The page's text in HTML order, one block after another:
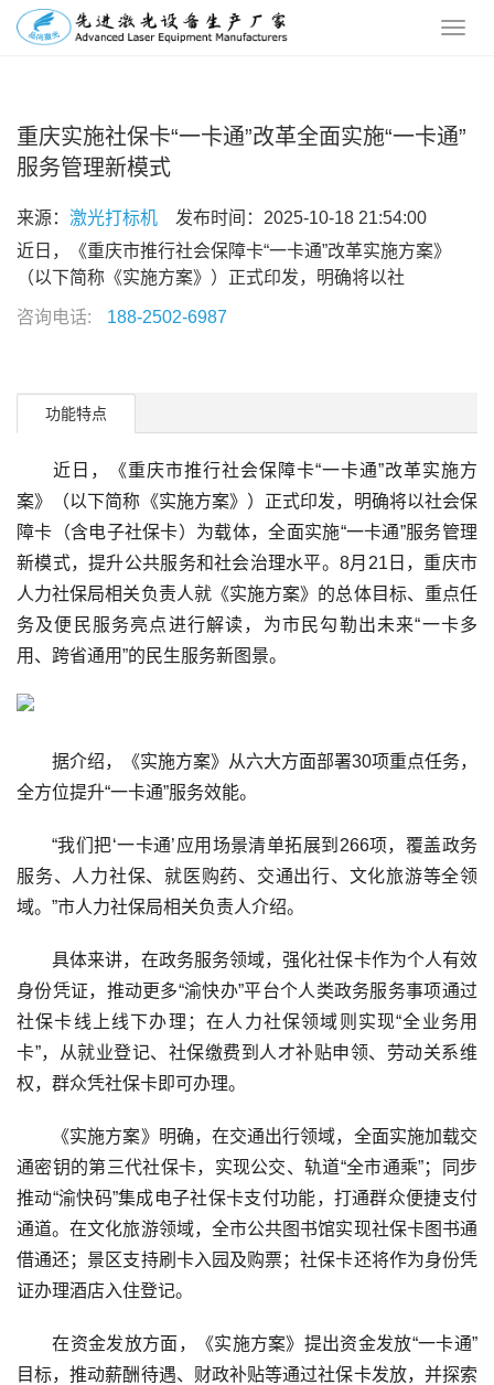
重庆实施社保卡“一卡通”改革全面实施“一卡通”
服务管理新模式
来源： 激光打标机 发布时间：2025-10-18 21:54:00
近日，《重庆市推行社会保障卡“一卡通”改革实施方案》
（以下简称《实施方案》）正式印发，明确将以社
咨询电话: 188-2502-6987
功能特点
近日，《重庆市推行社会保障卡“一卡通”改革实施方
案》（以下简称《实施方案》）正式印发，明确将以社会保
障卡（含电子社保卡）为载体，全面实施“一卡通”服务管理
新模式，提升公共服务和社会治理水平。8月21日，重庆市
人力社保局相关负责人就《实施方案》的总体目标、重点任
务及便民服务亮点进行解读，为市民勾勒出未来“一卡多
用、跨省通用”的民生服务新图景。
据介绍，《实施方案》从六大方面部署30项重点任务，
全方位提升“一卡通”服务效能。
“我们把‘一卡通’应用场景清单拓展到266项，覆盖政务
服务、人力社保、就医购药、交通出行、文化旅游等全领
域。”市人力社保局相关负责人介绍。
具体来讲，在政务服务领域，强化社保卡作为个人有效
身份凭证，推动更多“渝快办”平台个人类政务服务事项通过
社保卡线上线下办理；在人力社保领域则实现“全业务用
卡”，从就业登记、社保缴费到人才补贴申领、劳动关系维
权，群众凭社保卡即可办理。
《实施方案》明确，在交通出行领域，全面实施加载交
通密钥的第三代社保卡，实现公交、轨道“全市通乘”；同步
推动“渝快码”集成电子社保卡支付功能，打通群众便捷支付
通道。在文化旅游领域，全市公共图书馆实现社保卡图书通
借通还；景区支持刷卡入园及购票；社保卡还将作为身份凭
证办理酒店入住登记。
在资金发放方面，《实施方案》提出资金发放“一卡通”
目标，推动薪酬待遇、财政补贴等通过社保卡发放，并探索